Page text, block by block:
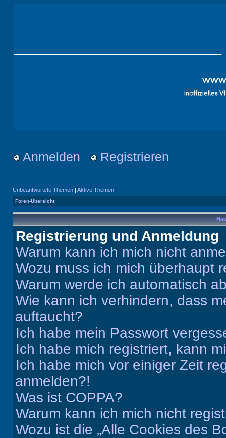
Anmelden Registrieren
Unbeantwortete Themen | Aktive Themen
Foren-Übersicht
Registrierung und Anmeldung
Warum kann ich mich nicht
Wozu muss ich mich überhaupt
Warum werde ich automatisch
Wie kann ich verhindern, dass
auftaucht?
Ich habe mein Passwort
Ich habe mich registriert, kann
Ich habe mich vor einiger Zeit
anmelden?!
Was ist COPPA?
Warum kann ich mich nicht
Wozu ist die „Alle Cookies des